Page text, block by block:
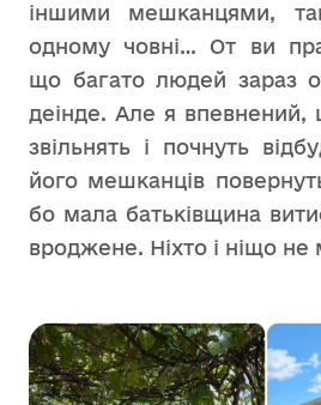
іншими мешканцями,
одному човні… От ви
що багато людей зараз
деінде. Але я впевнений,
звільнять і почнуть
його мешканців
бо мала батьківщина
вроджене. Ніхто і ніщо